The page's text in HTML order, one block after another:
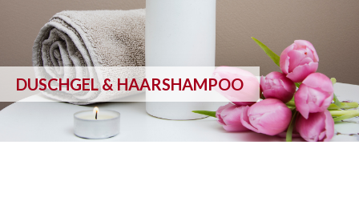
DUSCHGEL & HAARSHAMPOO